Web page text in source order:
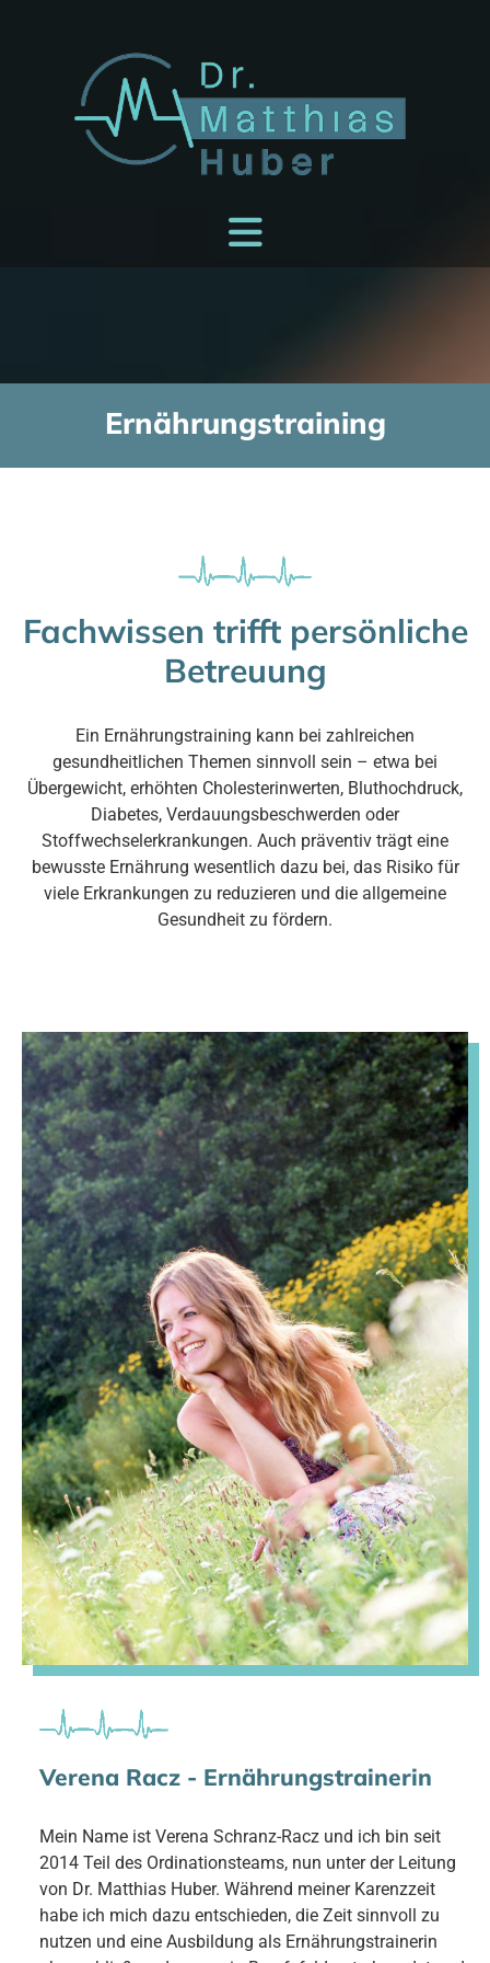
Ernährungstraining
Fachwissen trifft persönliche
Betreuung
Ein Ernährungstraining kann bei zahlreichen
gesundheitlichen Themen sinnvoll sein – etwa bei
Übergewicht, erhöhten Cholesterinwerten, Bluthochdruck,
Diabetes, Verdauungsbeschwerden oder
Stoffwechselerkrankungen. Auch präventiv trägt eine
bewusste Ernährung wesentlich dazu bei, das Risiko für
viele Erkrankungen zu reduzieren und die allgemeine
Gesundheit zu fördern.
Verena Racz - Ernährungstrainerin
Mein Name ist Verena Schranz-Racz und ich bin seit
2014 Teil des Ordinationsteams, nun unter der Leitung
von Dr. Matthias Huber. Während meiner Karenzzeit
habe ich mich dazu entschieden, die Zeit sinnvoll zu
nutzen und eine Ausbildung als Ernährungstrainerin